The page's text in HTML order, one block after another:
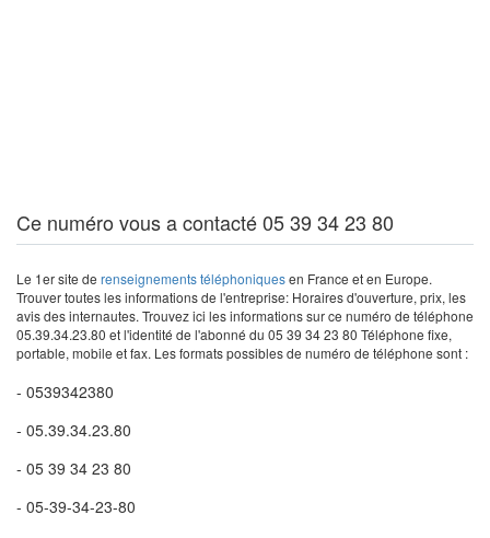
Ce numéro vous a contacté 05 39 34 23 80
Le 1er site de renseignements téléphoniquesen France et en Europe.
Trouver toutes les informations de l'entreprise: Horaires d'ouverture, prix, les
avis des internautes. Trouvez ici les informations sur ce numéro de téléphone
05.39.34.23.80 et l'identité de l'abonné du 05 39 34 23 80 Téléphone fixe,
portable, mobile et fax. Les formats possibles de numéro de téléphone sont :
- 0539342380
- 05.39.34.23.80
- 05 39 34 23 80
- 05-39-34-23-80